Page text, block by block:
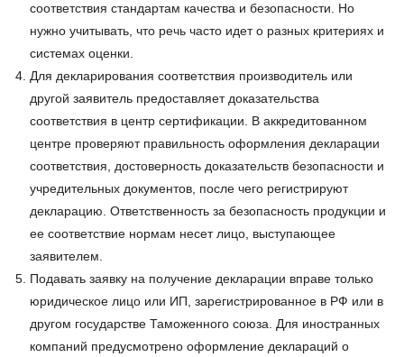
соответствия стандартам качества и безопасности. Но
нужно учитывать, что речь часто идет о разных критериях и
системах оценки.
Для декларирования соответствия производитель или
другой заявитель предоставляет доказательства
соответствия в центр сертификации. В аккредитованном
центре проверяют правильность оформления декларации
соответствия, достоверность доказательств безопасности и
учредительных документов, после чего регистрируют
декларацию. Ответственность за безопасность продукции и
ее соответствие нормам несет лицо, выступающее
заявителем.
Подавать заявку на получение декларации вправе только
юридическое лицо или ИП, зарегистрированное в РФ или в
другом государстве Таможенного союза. Для иностранных
компаний предусмотрено оформление деклараций о